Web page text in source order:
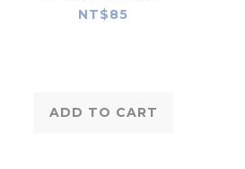
入-PAW10025
NT$85
ADD TO CART